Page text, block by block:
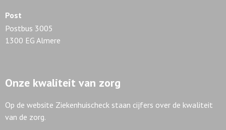
Post
Postbus 3005
1300 EG Almere
Onze kwaliteit van zorg
Op de website Ziekenhuischeck staan cijfers over de kwaliteit
van de zorg.